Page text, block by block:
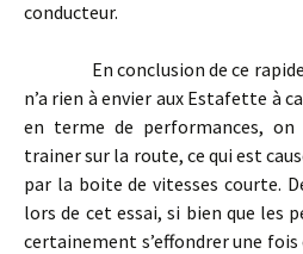
conducteur.
En conclusion de ce rapide
n’a rien à envier aux Estafette à
en terme de performances,
trainer sur la route, ce qui est
par la boite de vitesses courte.
lors de cet essai, si bien que les
certainement s’effondrer une fois